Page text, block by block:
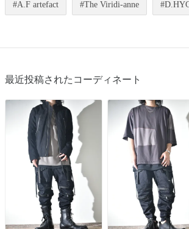
A.F artefact The Viridi-anne
最近投稿されたコーディネート